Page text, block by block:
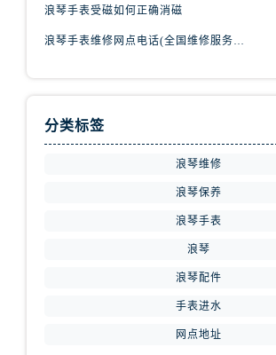
浪琴手表受磁如何正确消磁
浪琴手表维修网点电话(全国维修服务中心查询)
分类标签
浪琴维修
浪琴保养
浪琴手表
浪琴
浪琴配件
手表进水
网点地址